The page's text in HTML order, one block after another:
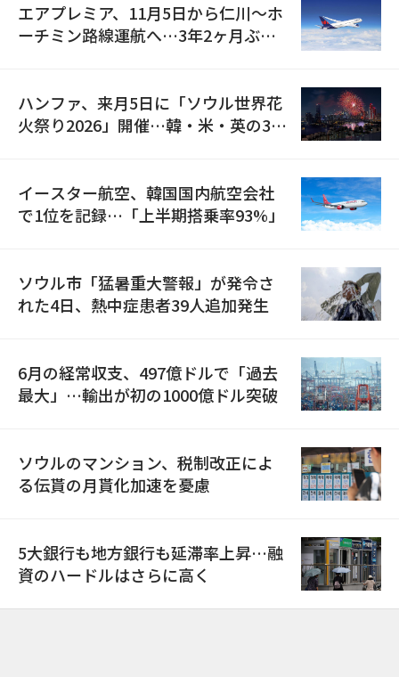
エアプレミア、11月5日から仁川〜ホ
ーチミン路線運航へ…3年2ヶ月ぶり
ハンファ、来月5日に「ソウル世界花
火祭り2026」開催…韓・米・英の3カ
イースター航空、韓国国内航空会社
で1位を記録…「上半期搭乗率93%」
ソウル市「猛暑重大警報」が発令さ
れた4日、熱中症患者39人追加発生
6月の経常収支、497億ドルで「過去
最大」…輸出が初の1000億ドル突破
ソウルのマンション、税制改正によ
る伝貰の月貰化加速を憂慮
5大銀行も地方銀行も延滞率上昇…融
資のハードルはさらに高く